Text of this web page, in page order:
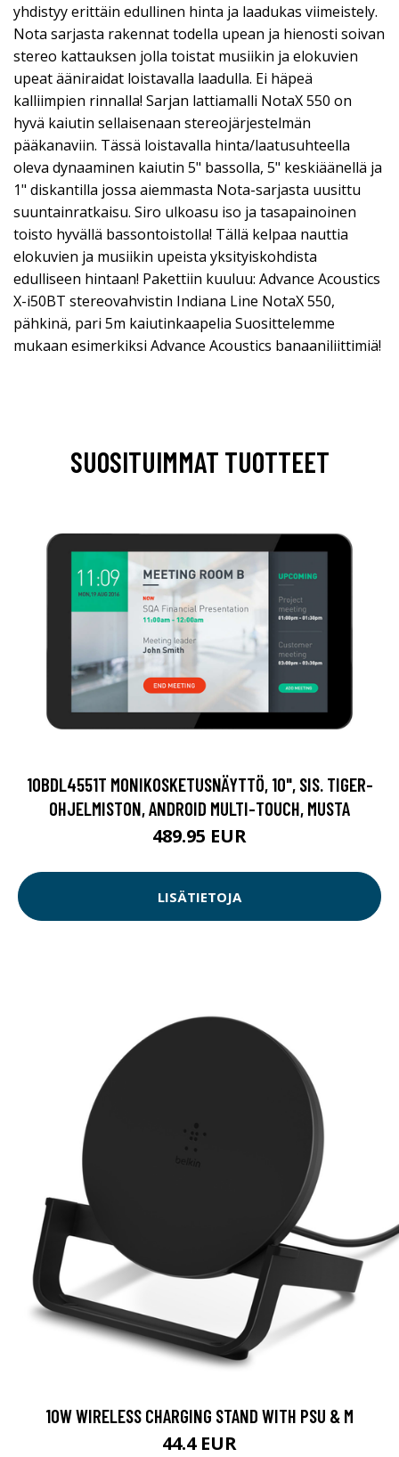
yhdistyy erittäin edullinen hinta ja laadukas viimeistely.
Nota sarjasta rakennat todella upean ja hienosti soivan
stereo kattauksen jolla toistat musiikin ja elokuvien
upeat ääniraidat loistavalla laadulla. Ei häpeä
kalliimpien rinnalla! Sarjan lattiamalli NotaX 550 on
hyvä kaiutin sellaisenaan stereojärjestelmän
pääkanaviin. Tässä loistavalla hinta/laatusuhteella
oleva dynaaminen kaiutin 5" bassolla, 5" keskiäänellä ja
1" diskantilla jossa aiemmasta Nota-sarjasta uusittu
suuntainratkaisu. Siro ulkoasu iso ja tasapainoinen
toisto hyvällä bassontoistolla! Tällä kelpaa nauttia
elokuvien ja musiikin upeista yksityiskohdista
edulliseen hintaan! Pakettiin kuuluu: Advance Acoustics
X-i50BT stereovahvistin Indiana Line NotaX 550,
pähkinä, pari 5m kaiutinkaapelia Suosittelemme
mukaan esimerkiksi Advance Acoustics banaaniliittimiä!
SUOSITUIMMAT TUOTTEET
10BDL4551T MONIKOSKETUSNÄYTTÖ, 10", SIS. TIGER-
OHJELMISTON, ANDROID MULTI-TOUCH, MUSTA
489.95 EUR
LISÄTIETOJA
10W WIRELESS CHARGING STAND WITH PSU & M
44.4 EUR